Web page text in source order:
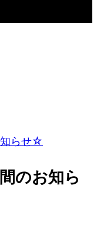
らせ☆
のお知ら